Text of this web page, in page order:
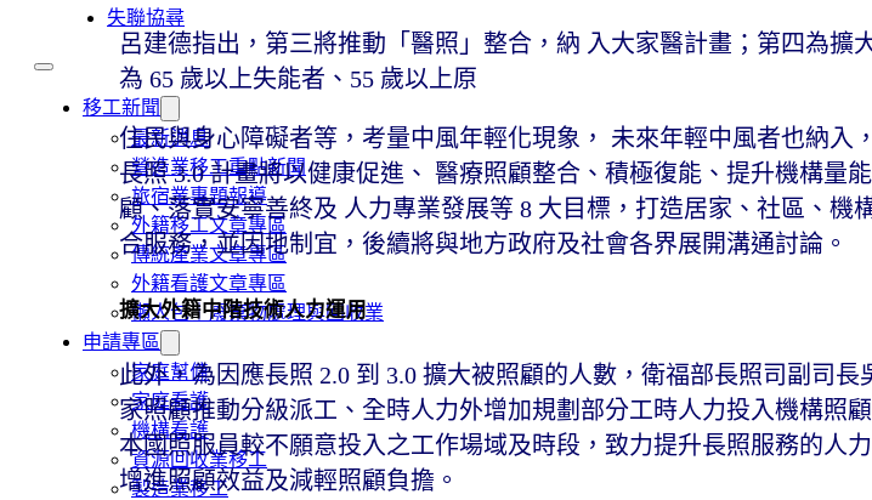
失聯協尋
移工新聞
最新消息
營造業移工重點新聞
旅宿業專題報導
外籍移工文章專區
傳統產業文章專區
外籍看護文章專區
懶人包｜廢棄物處理與回收業
申請專區
家庭幫傭
家庭看護
機構看護
資源回收業移工
製造業移工
呂建德指出，第三將推動「醫照」整合，納 入大家醫計畫；第四為擴
為 65 歲以上失能者、55 歲以上原
住民與身心障礙者等，考量中風年輕化現象， 未來年輕中風者也納入
長照 3.0 計畫將以健康促進、 醫療照顧整合、積極復能、提升機構量
顧、落實安寧善終及 人力專業發展等 8 大目標，打造居家、社區、機
合服務，並因地制宜，後續將與地方政府及社會各界展開溝通討論。
擴大外籍中階技術人力運用
此外，為因應長照 2.0 到 3.0 擴大被照顧的人數，衛福部長照司副司
家照顧推動分級派工、全時人力外增加規劃部分工時人力投入機構照
本國照服員較不願意投入之工作場域及時段，致力提升長照服務的人
增進照顧效益及減輕照顧負擔。